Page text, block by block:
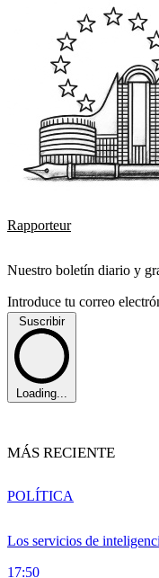
Rapporteur
Nuestro boletín diario y
Introduce tu correo
Suscribir
Loading...
MÁS RECIENTE
Los servicios de
17:50
POLÍTICA